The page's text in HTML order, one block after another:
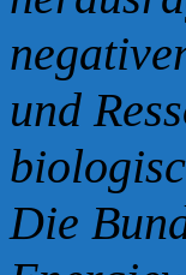
und
Die